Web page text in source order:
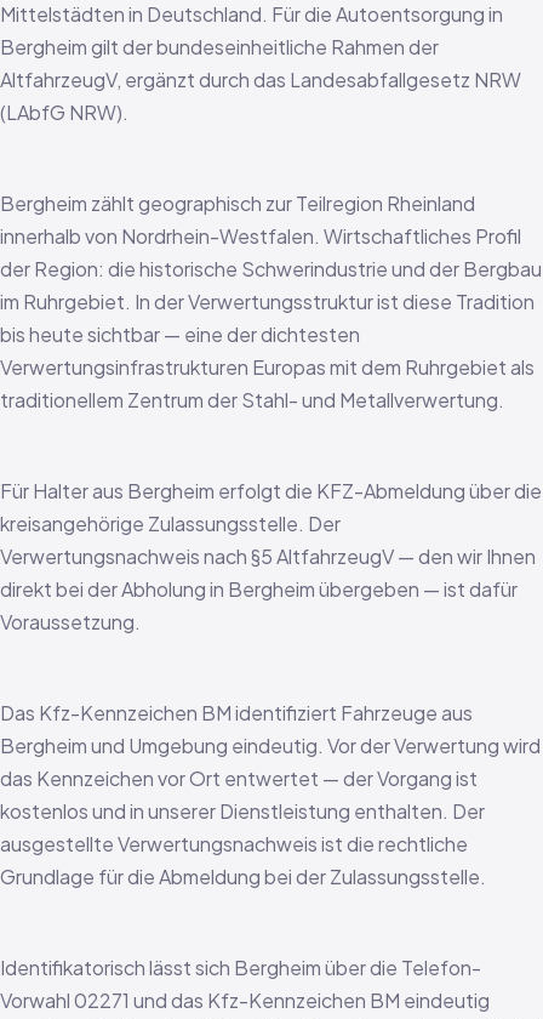
Mittelstädten in Deutschland. Für die Autoentsorgung in
Bergheim gilt der bundeseinheitliche Rahmen der
AltfahrzeugV, ergänzt durch das Landesabfallgesetz NRW
(LAbfG NRW).
Bergheim zählt geographisch zur Teilregion Rheinland
innerhalb von Nordrhein-Westfalen. Wirtschaftliches Profil
der Region: die historische Schwerindustrie und der Bergbau
im Ruhrgebiet. In der Verwertungsstruktur ist diese Tradition
bis heute sichtbar — eine der dichtesten
Verwertungsinfrastrukturen Europas mit dem Ruhrgebiet als
traditionellem Zentrum der Stahl- und Metallverwertung.
Für Halter aus Bergheim erfolgt die KFZ-Abmeldung über die
kreisangehörige Zulassungsstelle. Der
Verwertungsnachweis nach §5 AltfahrzeugV — den wir Ihnen
direkt bei der Abholung in Bergheim übergeben — ist dafür
Voraussetzung.
Das Kfz-Kennzeichen BM identifiziert Fahrzeuge aus
Bergheim und Umgebung eindeutig. Vor der Verwertung wird
das Kennzeichen vor Ort entwertet — der Vorgang ist
kostenlos und in unserer Dienstleistung enthalten. Der
ausgestellte Verwertungsnachweis ist die rechtliche
Grundlage für die Abmeldung bei der Zulassungsstelle.
Identifikatorisch lässt sich Bergheim über die Telefon-
Vorwahl 02271 und das Kfz-Kennzeichen BM eindeutig